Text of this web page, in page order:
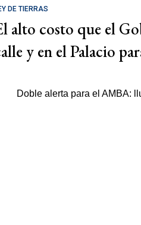
DE TIERRAS
alto costo que el
y en el Palacio